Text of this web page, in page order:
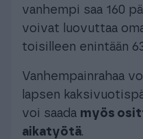
vanhempi saa 160
voivat luovuttaa
toisilleen enintään
Vanhempainrahaa
lapsen
voi saada myös
aikatyötä.